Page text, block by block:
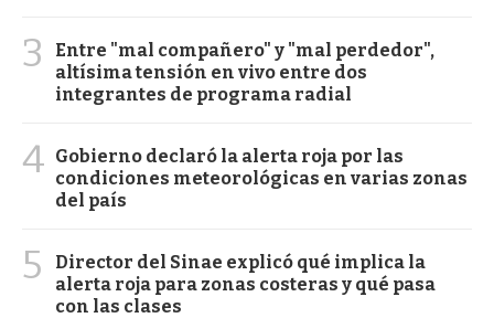
3
Entre "mal compañero" y "mal perdedor",
altísima tensión en vivo entre dos
integrantes de programa radial
4 Gobierno declaró la alerta roja por las
condiciones meteorológicas en varias zonas
del país
5
Director del Sinae explicó qué implica la
alerta roja para zonas costeras y qué pasa
con las clases